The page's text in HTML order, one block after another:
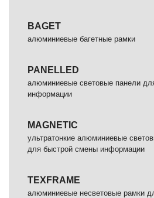
BAGET
алюминиевые багетные рамки
PANELLED
алюминиевые световые панели
информации
MAGNETIC
ультратонкие алюминиевые
для быстрой смены информации
TEXFRAME
алюминиевые несветовые рамки